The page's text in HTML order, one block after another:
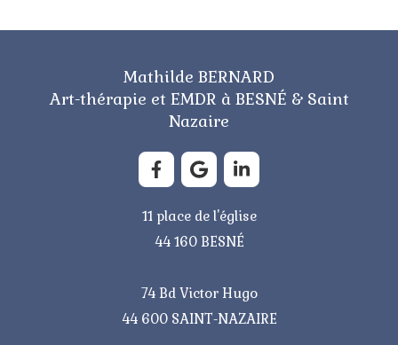
Mathilde BERNARD
Art-thérapie et EMDR à BESNÉ & Saint
Nazaire
11 place de l'église
44 160 BESNÉ
74 Bd Victor Hugo
44 600 SAINT-NAZAIRE